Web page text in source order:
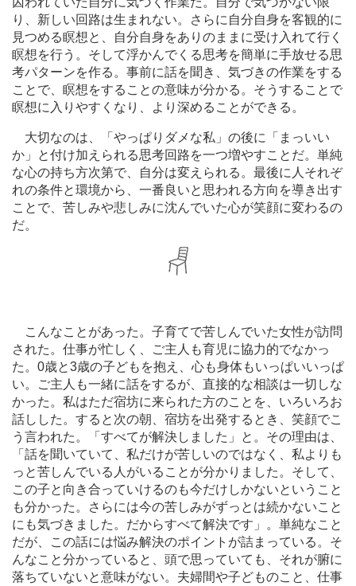
り、新しい回路は生まれない。さらに自分自身を客観的に
見つめる瞑想と、自分自身をありのままに受け入れて行く
瞑想を行う。そして浮かんでくる思考を簡単に手放せる思
考パターンを作る。事前に話を聞き、気づきの作業をする
ことで、瞑想をすることの意味が分かる。そうすることで
瞑想に入りやすくなり、より深めることができる。
大切なのは、「やっぱりダメな私」の後に「まっいい
か」と付け加えられる思考回路を一つ増やすことだ。単純
な心の持ち方次第で、自分は変えられる。最後に人それぞ
れの条件と環境から、一番良いと思われる方向を導き出す
ことで、苦しみや悲しみに沈んでいた心が笑顔に変わるの
だ。
こんなことがあった。子育てで苦しんでいた女性が訪問
された。仕事が忙しく、ご主人も育児に協力的でなかっ
た。0歳と3歳の子どもを抱え、心も身体もいっぱいいっぱ
い。ご主人も一緒に話をするが、直接的な相談は一切しな
かった。私はただ宿坊に来られた方のことを、いろいろお
話しした。すると次の朝、宿坊を出発するとき、笑顔でこ
う言われた。「すべてが解決しました」と。その理由は、
「話を聞いていて、私だけが苦しいのではなく、私よりも
っと苦しんでいる人がいることが分かりました。そして、
この子と向き合っていけるのも今だけしかないということ
も分かった。さらには今の苦しみがずっとは続かないこと
にも気づきました。だからすべて解決です」。単純なこと
だが、この話には悩み解決のポイントが詰まっている。そ
んなこと分かっていると、頭で思っていても、それが腑に
落ちていないと意味がない。夫婦間や子どものこと、仕事